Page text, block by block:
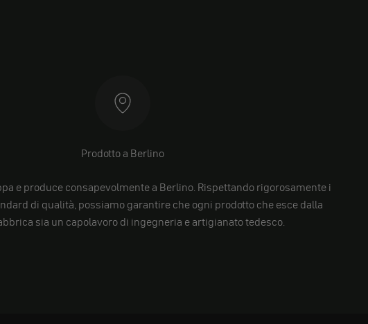
Prodotto a Berlino
e produce consapevolmente a Berlino. Rispettando rigorosamente i
di qualità, possiamo garantire che ogni prodotto che esce dalla
sia un capolavoro di ingegneria e artigianato tedesco.